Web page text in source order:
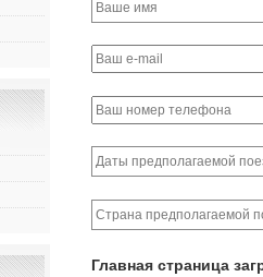
Главная страница